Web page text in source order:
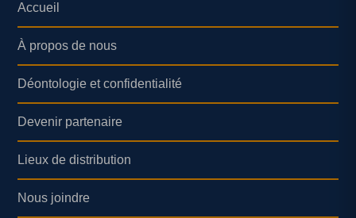
Accueil
À propos de nous
Déontologie et confidentialité
Devenir partenaire
Lieux de distribution
Nous joindre